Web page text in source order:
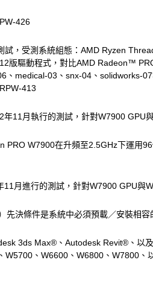
426
，受測系統組態：AMD Ryzen
驅動程式，對比AMD Radeon™
medical-03、snx-04、solidworks-
413
11月執行的測試，針對W7900 GPU
W7900在升頻至2.5GHz下運用
月進行的測試，針對W7900 GPU與
決條件是系統中必須預載／安裝相
3ds Max®、Autodesk Revit®、以
、W6600、W6800、W7800、